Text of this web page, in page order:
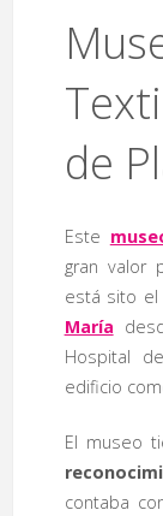
de
Este
gran valor
está sito
María
Hospital
edificio
El museo
contaba